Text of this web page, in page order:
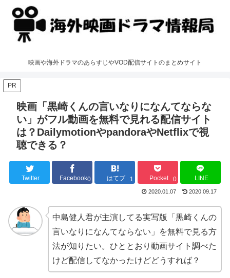
映画や海外ドラマのあらすじやVOD配信サイトのまとめサイト
PR
映画「黒崎くんの言いなりになんてならな
い」がフル動画を無料で見れる配信サイト
は？DailymotionやpandoraやNetflixで視
聴できる？
Twitter Facebook0 はてブ 1 Pocket 0 LINE
2020.01.07 2020.09.17
中島健人君が主演してる実写版「黒崎くんの
言いなりになんてならない」を無料で見る方
法が知りたい。ひととおり動画サイト調べた
けど配信してなかったけどどうすれば？